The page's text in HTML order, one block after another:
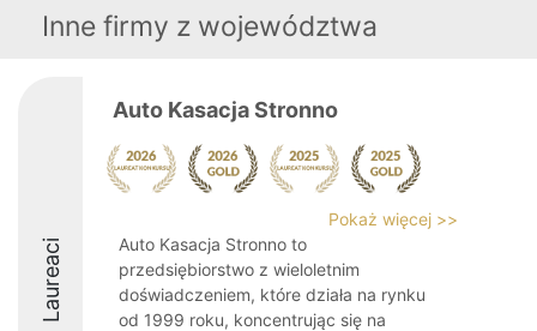
Inne firmy z województwa
Laureaci
Auto Kasacja Stronno
Pokaż więcej >>
Auto Kasacja Stronno to
przedsiębiorstwo z wieloletnim
doświadczeniem, które działa na rynku
od 1999 roku, koncentrując się na